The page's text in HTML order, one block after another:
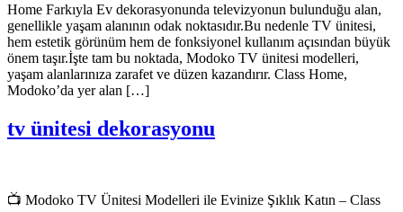
Home Farkıyla Ev dekorasyonunda televizyonun bulunduğu alan,
genellikle yaşam alanının odak noktasıdır.Bu nedenle TV ünitesi,
hem estetik görünüm hem de fonksiyonel kullanım açısından büyük
önem taşır.İşte tam bu noktada, Modoko TV ünitesi modelleri,
yaşam alanlarınıza zarafet ve düzen kazandırır. Class Home,
Modoko’da yer alan […]
tv ünitesi dekorasyonu
📺 Modoko TV Ünitesi Modelleri ile Evinize Şıklık Katın – Class